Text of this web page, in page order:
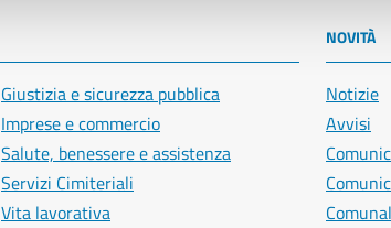
Giustizia e sicurezza pubblica
Imprese e commercio
Salute, benessere e assistenza
Servizi Cimiteriali
Vita lavorativa
NOVITÀ
Notizie
Avvisi